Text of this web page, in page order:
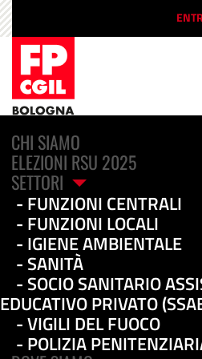
CHI SIAMO
ELEZIONI RSU 2025
SETTORI
FUNZIONI CENTRALI
FUNZIONI LOCALI
IGIENE AMBIENTALE
SANITÀ
SOCIO SANITARIO
EDUCATIVO PRIVATO
VIGILI DEL FUOCO
POLIZIA
Ricerca
positivo in
Fp Cgil revoca